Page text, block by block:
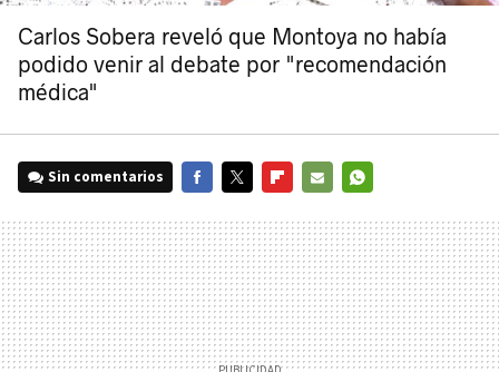
Carlos Sobera reveló que Montoya no había
podido venir al debate por "recomendación
médica"
Sin comentarios
MAIL